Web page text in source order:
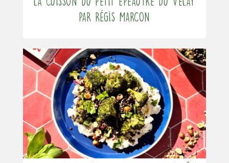
par Régis Marcon